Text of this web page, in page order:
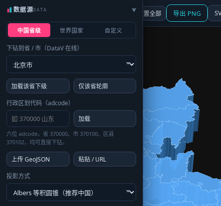
☰ 面板 地图 重置全部 导出 PNG
数据源DATA ▶
中国省级 世界国家 自定义
下钻到省 / 市（DataV 在线）
加载该省下级
仅该省轮廓
行政区划代码（adcode）
加载
六位 adcode，省 370000、市 370100、区县
370102，均可直接下钻。
上传 GeoJSON
粘贴 / URL
投影方式